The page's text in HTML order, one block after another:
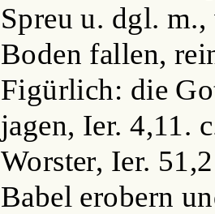
Spreu u. dgl.
Boden fallen,
Figürlich: die
jagen, Ier. 4,11.
Worster, Ier.
Babel erobern